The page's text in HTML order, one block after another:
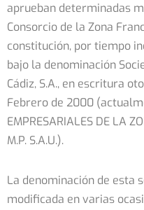
aprueban determinadas
Consorcio de la Zona
constitución, por tiempo
bajo la denominación
Cádiz, S.A., en escritura
Febrero de 2000
EMPRESARIALES DE LA
M.P. S.A.U.).
La denominación de esta
modificada en varias